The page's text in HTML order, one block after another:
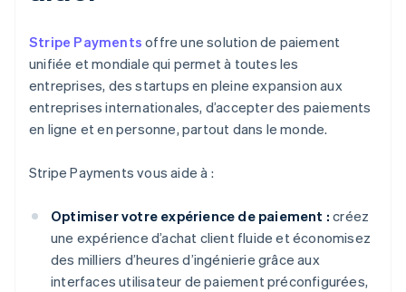
Stripe Payments offre une solution de paiement
unifiée et mondiale qui permet à toutes les
entreprises, des startups en pleine expansion aux
entreprises internationales, d’accepter des paiements
en ligne et en personne, partout dans le monde.
Stripe Payments vous aide à :
Optimiser votre expérience de paiement : créez
une expérience d’achat client fluide et économisez
des milliers d’heures d’ingénierie grâce aux
interfaces utilisateur de paiement préconfigurées,